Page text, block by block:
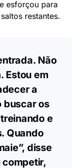
se garantir na
no terceiro salto
a segunda
24 anos, que há
Na final
m logo no
esforçou para
restantes.